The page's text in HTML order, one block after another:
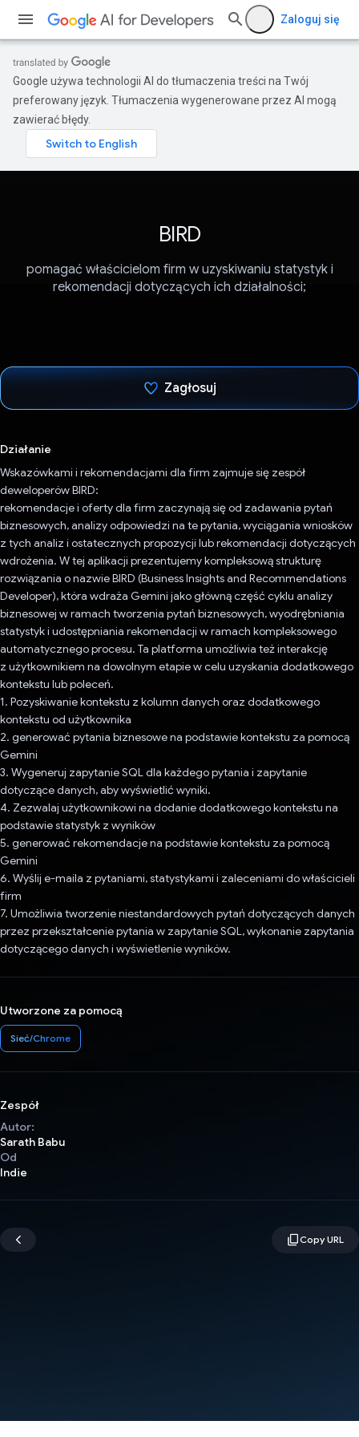
Zaloguj się
Google używa technologii AI do tłumaczenia treści na Twój
preferowany język. Tłumaczenia wygenerowane przez AI mogą
zawierać błędy.
BIRD
pomagać właścicielom firm w uzyskiwaniu statystyk i
rekomendacji dotyczących ich działalności;
Zagłosuj
Działanie
Wskazówkami i rekomendacjami dla firm zajmuje się zespół
deweloperów BIRD:
rekomendacje i oferty dla firm zaczynają się od zadawania pytań
biznesowych, analizy odpowiedzi na te pytania, wyciągania wniosków
z tych analiz i ostatecznych propozycji lub rekomendacji dotyczących
wdrożenia. W tej aplikacji prezentujemy kompleksową strukturę
rozwiązania o nazwie BIRD (Business Insights and Recommendations
Developer), która wdraża Gemini jako główną część cyklu analizy
biznesowej w ramach tworzenia pytań biznesowych, wyodrębniania
statystyk i udostępniania rekomendacji w ramach kompleksowego
automatycznego procesu. Ta platforma umożliwia też interakcję
z użytkownikiem na dowolnym etapie w celu uzyskania dodatkowego
kontekstu lub poleceń.
1. Pozyskiwanie kontekstu z kolumn danych oraz dodatkowego
kontekstu od użytkownika
2. generować pytania biznesowe na podstawie kontekstu za pomocą
Gemini
3. Wygeneruj zapytanie SQL dla każdego pytania i zapytanie
dotyczące danych, aby wyświetlić wyniki.
4. Zezwalaj użytkownikowi na dodanie dodatkowego kontekstu na
podstawie statystyk z wyników
5. generować rekomendacje na podstawie kontekstu za pomocą
Gemini
6. Wyślij e-maila z pytaniami, statystykami i zaleceniami do właścicieli
firm
7. Umożliwia tworzenie niestandardowych pytań dotyczących danych
przez przekształcenie pytania w zapytanie SQL, wykonanie zapytania
dotyczącego danych i wyświetlenie wyników.
Utworzone za pomocą
Sieć/Chrome
Zespół
Autor:
Sarath Babu
Od
Indie